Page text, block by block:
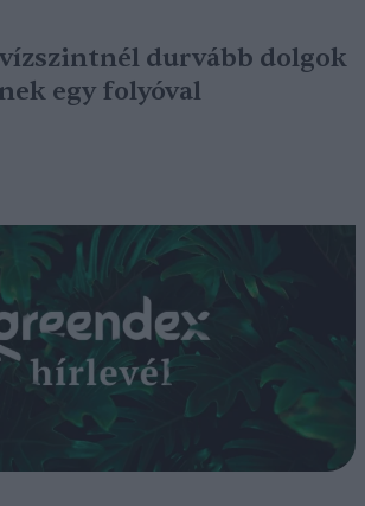
durvább dolgok
egy folyóval